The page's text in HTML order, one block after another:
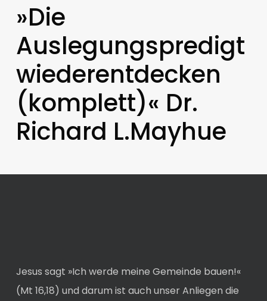
»Die
Auslegungspredigt
wiederentdecken
(komplett)« Dr.
Richard L.Mayhue
Jesus sagt »Ich werde meine Gemeinde bauen!«
(Mt 16,18) und darum ist auch unser Anliegen die